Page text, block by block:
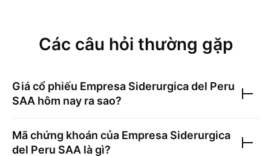
Các câu hỏi thường gặp
Giá cổ phiếu Empresa Siderurgica del Peru
SAA hôm nay ra sao?
Mã chứng khoán của Empresa Siderurgica
del Peru SAA là gì?